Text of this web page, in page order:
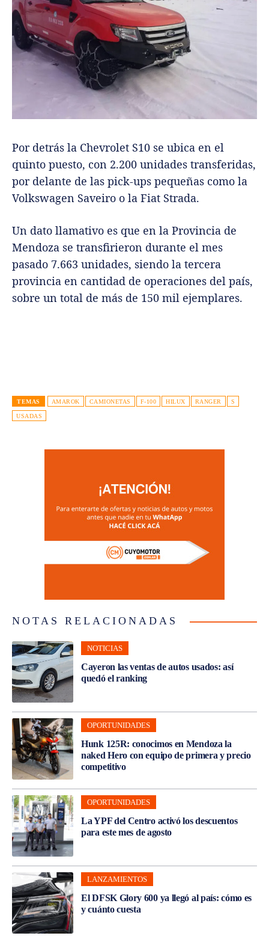
Por detrás la Chevrolet S10 se ubica en el
quinto puesto, con 2.200 unidades transferidas,
por delante de las pick-ups pequeñas como la
Volkswagen Saveiro o la Fiat Strada.
Un dato llamativo es que en la Provincia de
Mendoza se transfirieron durante el mes
pasado 7.663 unidades, siendo la tercera
provincia en cantidad de operaciones del país,
sobre un total de más de 150 mil ejemplares.
TEMAS AMAROK CAMIONETAS F-100 HILUX RANGER S
USADAS
NOTAS RELACIONADAS
NOTICIAS
Cayeron las ventas de autos usados: así
quedó el ranking
OPORTUNIDADES
Hunk 125R: conocimos en Mendoza la
naked Hero con equipo de primera y precio
competitivo
OPORTUNIDADES
La YPF del Centro activó los descuentos
para este mes de agosto
LANZAMIENTOS
El DFSK Glory 600 ya llegó al país: cómo es
y cuánto cuesta